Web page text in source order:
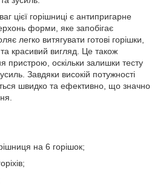
цієї горішниці є антипригарне
форми, яке запобігає
легко витягувати готові горішки,
красивий вигляд. Це також
оскільки залишки тесту
Завдяки високій потужності
швидко та ефективно, що значно
на 6 горішок;